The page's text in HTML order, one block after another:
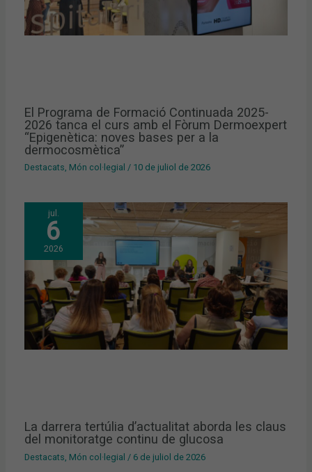
El Programa de Formació Continuada 2025-
2026 tanca el curs amb el Fòrum Dermoexpert
“Epigenètica: noves bases per a la
dermocosmètica”
Destacats, Món col·legial / 10 de juliol de 2026
jul.
6
2026
La darrera tertúlia d’actualitat aborda les claus
del monitoratge continu de glucosa
Destacats Món col·legial / 6 de juliol de 2026